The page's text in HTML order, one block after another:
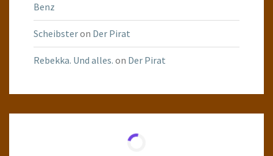
Benz
Scheibsteron Der Pirat
Rebekka. Und alles. on Der Pirat